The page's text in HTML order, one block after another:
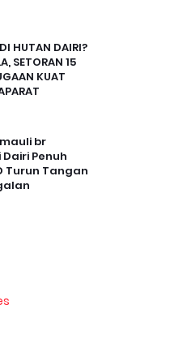
HUTAN DAIRI?
SETORAN 15
KUAT
br
Penuh
Turun Tangan